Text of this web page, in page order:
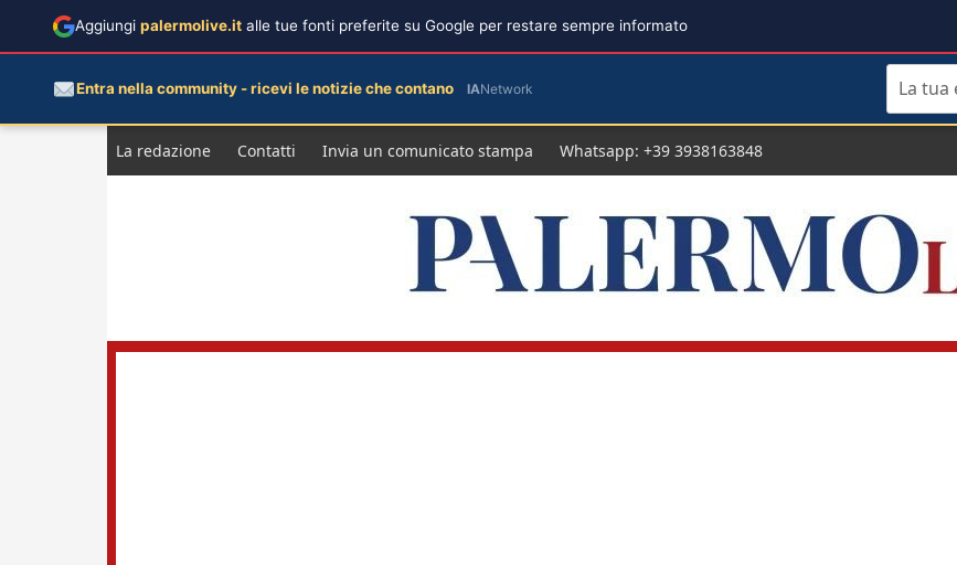
La redazione Contatti Invia un comunicato stampa Whatsapp: +39 3938163848
Aggiungi palermolive.it alle tue fonti preferite su Google per restare sempre informato
Entra nella community - ricevi le notizie che contano IANetwork